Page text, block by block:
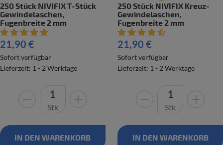
250 Stück NIVIFIX T-Stück
Gewindelaschen,
Fugenbreite 2 mm
Artikelbewertung: 5 von 5 Sterne
21,90 €
Sofort verfügbar
Lieferzeit: 1 - 2 Werktage
Stk
IN DEN WARENKORB
250 Stück NIVIFIX Kreuz-
Gewindelaschen,
Fugenbreite 2 mm
Artikelbewertung: 4.5 von 5
21,90 €
Sofort verfügbar
Lieferzeit: 1 - 2 Werktage
Stk
IN DEN WARENKORB